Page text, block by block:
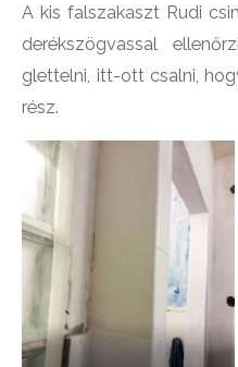
A kis falszakaszt Rudi
derékszögvassal
glettelni, itt-ott csalni,
rész.